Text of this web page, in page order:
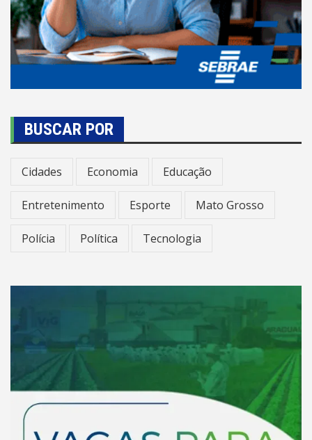
BUSCAR POR
Cidades Economia Educação
Entretenimento Esporte Mato Grosso
Polícia Política Tecnologia